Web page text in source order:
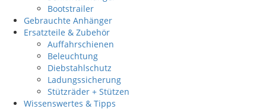
Bootstrailer
Gebrauchte Anhänger
Ersatzteile & Zubehör
Auffahrschienen
Beleuchtung
Diebstahlschutz
Ladungssicherung
Stützräder + Stützen
Wissenswertes & Tipps